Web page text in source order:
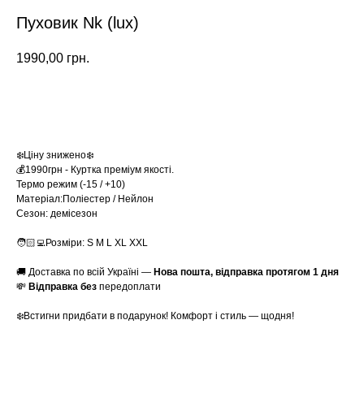
Пуховик Nk (lux)
1990,00 грн.
❄️Ціну знижено❄️
💰1990грн - Куртка преміум якості.
Термо режим (-15 / +10)
Матеріал:Поліестер / Нейлон
Сезон: демісезон
🧑🏻‍💻Розміри: S M L XL XXL
🚚 Доставка по всій Україні — Нова пошта, відправка протягом 1 дня
💸 Відправка без передоплати
❄️Встигни придбати в подарунок! Комфорт і стиль — щодня!